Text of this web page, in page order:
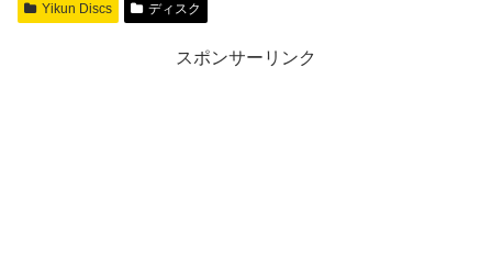
Yikun Discs ディスク
スポンサーリンク